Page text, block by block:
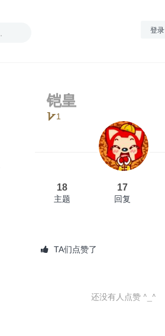
登录
铠皇
1
18
主题
17
回复
TA们点赞了
还没有人点赞 ^_^